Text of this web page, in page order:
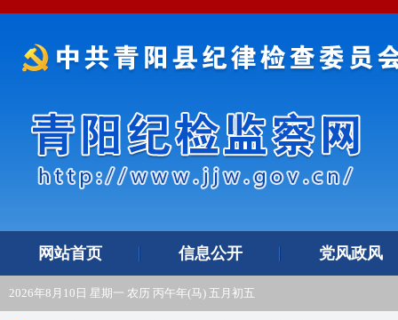
网站首页 信息公开 党风政风
2026年8月10日 星期一 农历 丙午年(马) 五月初五